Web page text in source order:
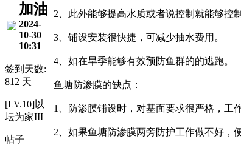
加油
2024-
10-30
10:31
签到天数:
812 天
[LV.10]以
坛为家III
帖子
2、此外能够提高水质或者说控制就能够控
3、铺设安装很快捷，可减少抽水费用。
4、如在旱季能够有效预防鱼群的的逃跑。
鱼塘防渗膜的缺点：
1、防渗膜铺设时，对基面要求很严格，工
2、如果鱼塘防渗膜两旁防护工作做不好，